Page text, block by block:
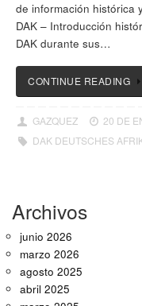
de información histórica
DAK – Introducción
DAK durante sus…
CONTINUE READING
GAZQUEZ 20 DE
DAK DEUTSCHES
Archivos
junio 2026
marzo 2026
agosto 2025
abril 2025